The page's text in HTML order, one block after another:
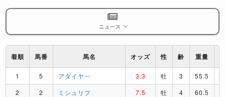
ニュース
着順 馬番 馬名 オッズ 性 齢 重量
1 5 アダイヤー 3.3 牡 3 55.5
2
2 ミシュリフ 7.5 牡 4 60.5